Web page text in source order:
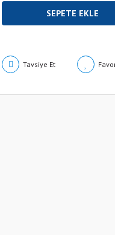
SEPETE EKLE
Tavsiye Et